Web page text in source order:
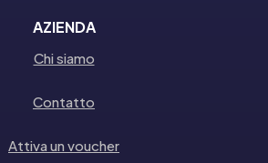
AZIENDA
Chi siamo
Contatto
Attiva un voucher